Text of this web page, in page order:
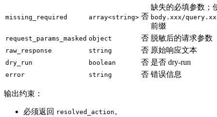
missing_required array<string> 否
缺失的必填参数；
body.xxx/
前缀
request_params_masked object 否 脱敏后的请求参数
raw_response string 否 原始响应文本
dry_run boolean 否 是否 dry-run
error string 否 错误信息
输出约束：
必须返回 resolved_action。